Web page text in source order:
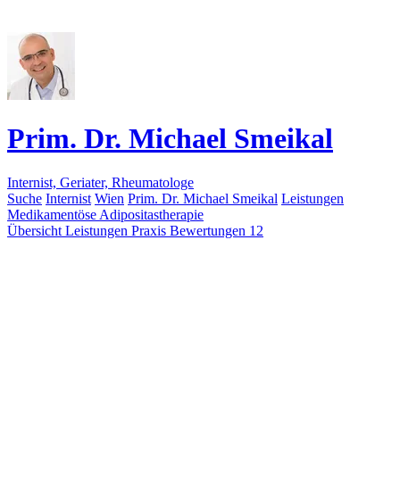
Prim. Dr. Michael Smeikal
Internist, Geriater, Rheumatologe
Suche Internist Wien Prim. Dr. Michael Smeikal Leistungen
Medikamentöse Adipositastherapie
Übersicht Leistungen Praxis Bewertungen 12